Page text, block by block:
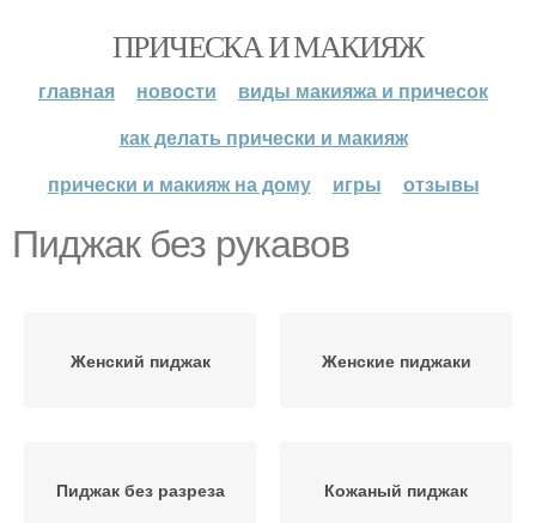
ПРИЧЕСКА И МАКИЯЖ
главная новости
виды макияжа и причесок
как делать прически и макияж
прически и макияж на дому
игры отзывы
Пиджак без рукавов
Женский пиджак Женские пиджаки
Пиджак без разреза Кожаный пиджак